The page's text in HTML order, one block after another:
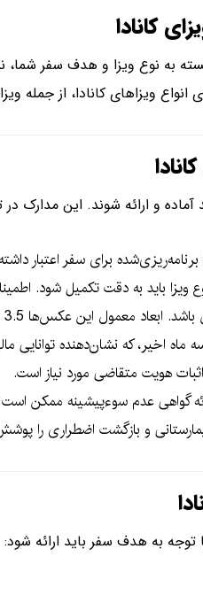
کانادا
به نوع ویزا و هدف سفر
ویزاهای کانادا، از جمله
و ارائه شوند. این مدارک
برای سفر اعتبار
ویزا باید به دقت تکمیل شود.
سانتی‌متر است، اما بهتر است با سفارت بررسی کنید.
اخیر، که نشان‌دهنده
هویت متقاضی مورد نیاز است.
گواهی عدم سوءپیشینه ممکن
و بازگشت اضطراری را
توجه به هدف سفر باید ارائه شود: